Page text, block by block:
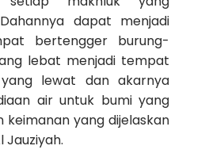
dapat menjadi
bertengger burung-
lebat menjadi tempat
lewat dan akarnya
air untuk bumi yang
keimanan yang dijelaskan
Jauziyah.